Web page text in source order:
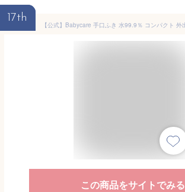
17th
この商品をサイトでみる